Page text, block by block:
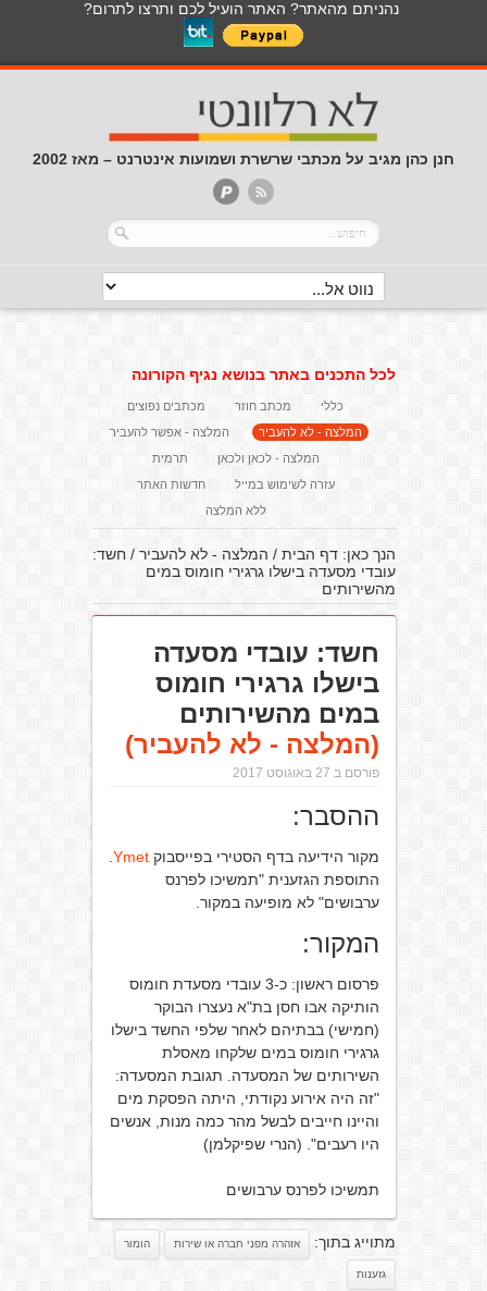
נהניתם מהאתר? האתר הועיל לכם ותרצו לתרום?
חנן כהן מגיב על מכתבי שרשרת ושמועות אינטרנט – מאז 2002
לכל התכנים באתר בנושא נגיף הקורונה
כללי מכתב חוזר
מכתבים נפוצים
המלצה - לא להעביר
המלצה - אפשר להעביר
המלצה - לכאן ולכאן
תרמית
עזרה לשימוש במייל
חדשות האתר
ללא המלצה
הנך כאן:דף הבית / המלצה - לא להעביר /חשד:
עובדי מסעדה בישלו גרגירי חומוס במים
מהשירותים
חשד: עובדי מסעדה
בישלו גרגירי חומוס
במים מהשירותים
(המלצה - לא להעביר)
פורסם ב 27 באוגוסט 2017
ההסבר:
מקור הידיעה בדף הסטירי בפייסבוקYmet
התוספת הגזענית "תמשיכו לפרנס
ערבושים" לא מופיעה במקור.
המקור:
פרסום ראשון: כ-3 עובדי מסעדת חומוס
הותיקה אבו חסן בת"א נעצרו הבוקר
(חמישי) בבתיהם לאחר שלפי החשד בישלו
גרגירי חומוס במים שלקחו מאסלת
השירותים של המסעדה. תגובת המסעדה:
"זה היה אירוע נקודתי, היתה הפסקת מים
והיינו חייבים לבשל מהר כמה מנות, אנשים
היו רעבים". (הנרי שפיקלמן)
תמשיכו לפרנס ערבושים
מתוייג בתוך: אזהרה מפני חברה או שירות הומור
גזענות